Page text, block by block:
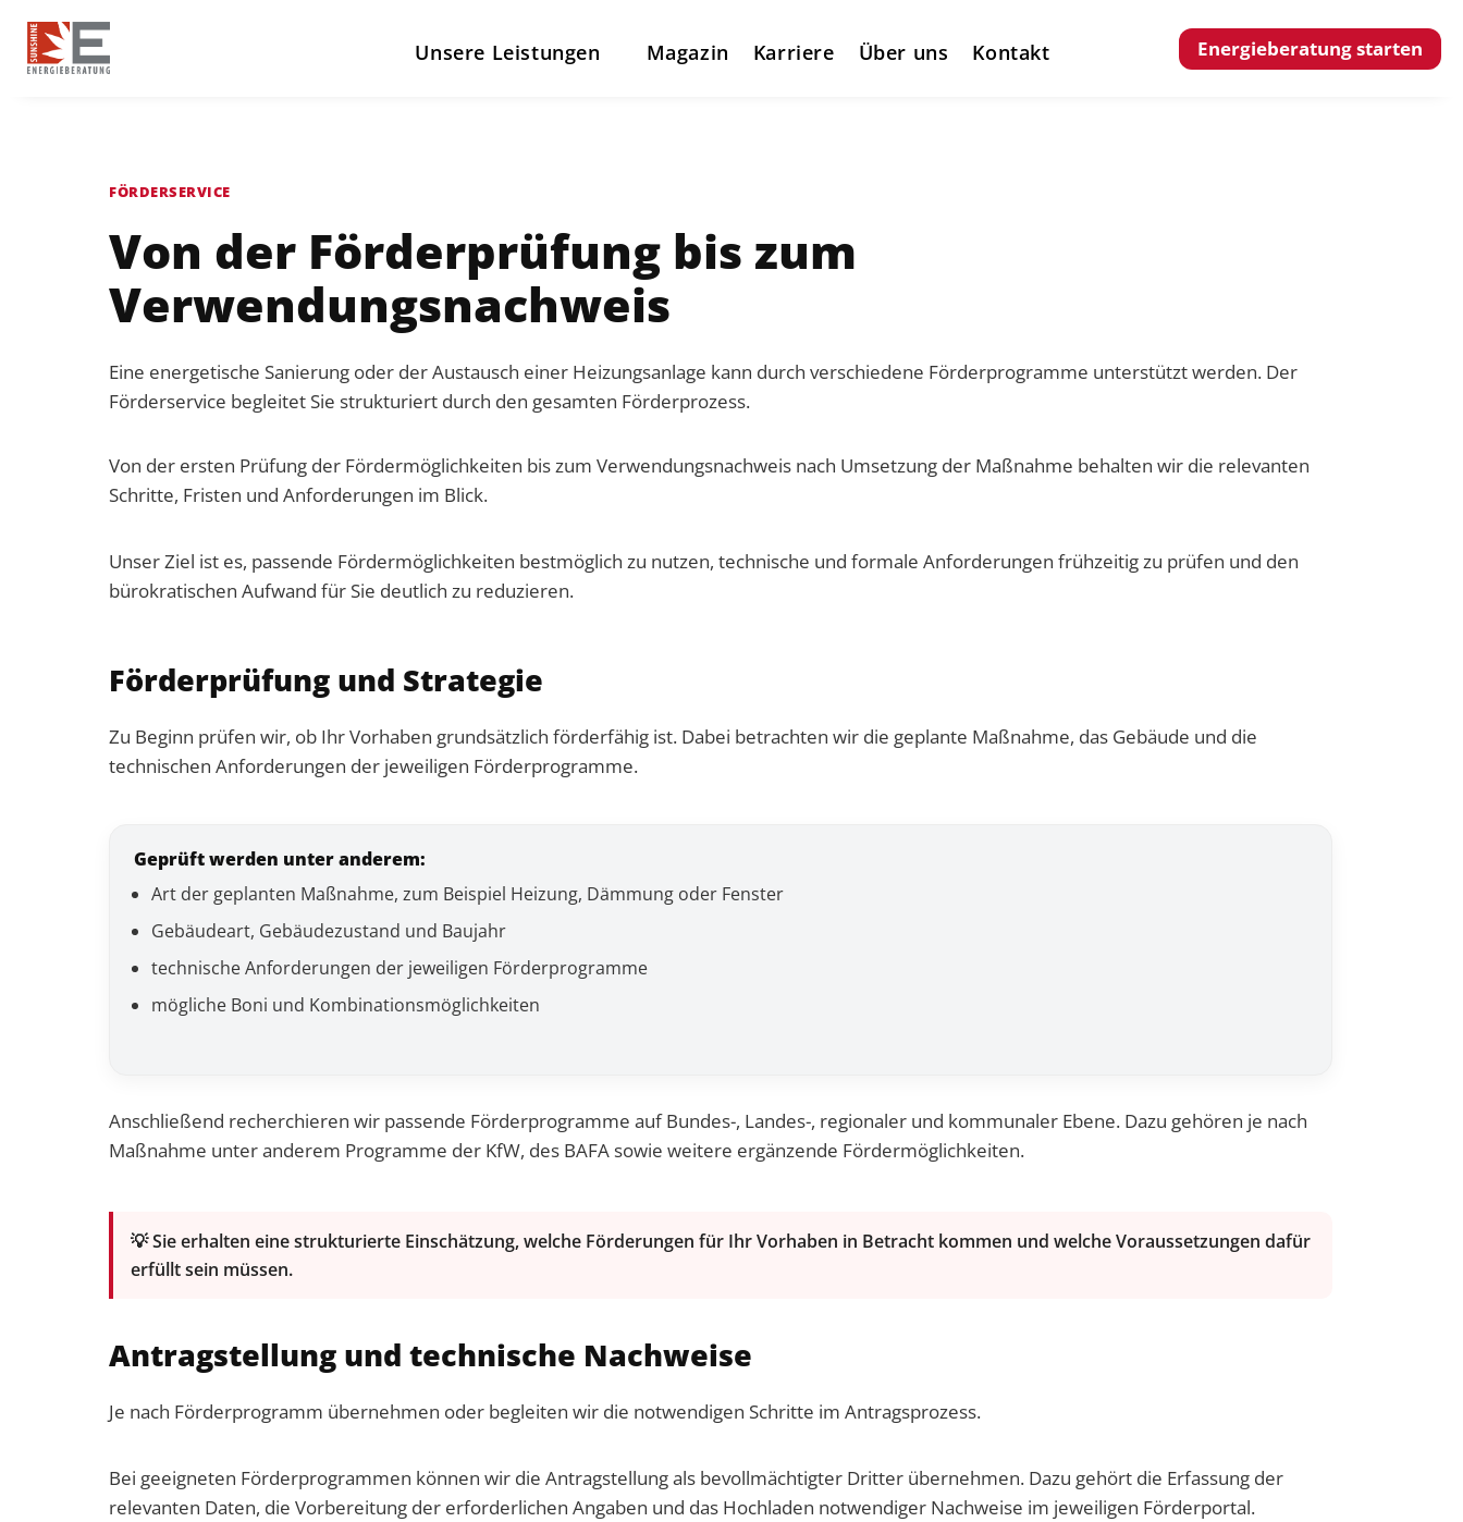
Unsere Leistungen Magazin Karriere Über uns Kontakt Energieberatung starten
FÖRDERSERVICE
Von der Förderprüfung bis zum
Verwendungsnachweis
Eine energetische Sanierung oder der Austausch einer Heizungsanlage kann durch verschiedene Förderprogramme unterstützt werden. Der
Förderservice begleitet Sie strukturiert durch den gesamten Förderprozess.
Von der ersten Prüfung der Fördermöglichkeiten bis zum Verwendungsnachweis nach Umsetzung der Maßnahme behalten wir die relevanten
Schritte, Fristen und Anforderungen im Blick.
Unser Ziel ist es, passende Fördermöglichkeiten bestmöglich zu nutzen, technische und formale Anforderungen frühzeitig zu prüfen und den
bürokratischen Aufwand für Sie deutlich zu reduzieren.
Förderprüfung und Strategie
Zu Beginn prüfen wir, ob Ihr Vorhaben grundsätzlich förderfähig ist. Dabei betrachten wir die geplante Maßnahme, das Gebäude und die
technischen Anforderungen der jeweiligen Förderprogramme.
Geprüft werden unter anderem:
Art der geplanten Maßnahme, zum Beispiel Heizung, Dämmung oder Fenster
Gebäudeart, Gebäudezustand und Baujahr
technische Anforderungen der jeweiligen Förderprogramme
mögliche Boni und Kombinationsmöglichkeiten
Anschließend recherchieren wir passende Förderprogramme auf Bundes-, Landes-, regionaler und kommunaler Ebene. Dazu gehören je nach
Maßnahme unter anderem Programme der KfW, des BAFA sowie weitere ergänzende Fördermöglichkeiten.
💡 Sie erhalten eine strukturierte Einschätzung, welche Förderungen für Ihr Vorhaben in Betracht kommen und welche Voraussetzungen dafür
erfüllt sein müssen.
Antragstellung und technische Nachweise
Je nach Förderprogramm übernehmen oder begleiten wir die notwendigen Schritte im Antragsprozess.
Bei geeigneten Förderprogrammen können wir die Antragstellung als bevollmächtigter Dritter übernehmen. Dazu gehört die Erfassung der
relevanten Daten, die Vorbereitung der erforderlichen Angaben und das Hochladen notwendiger Nachweise im jeweiligen Förderportal.